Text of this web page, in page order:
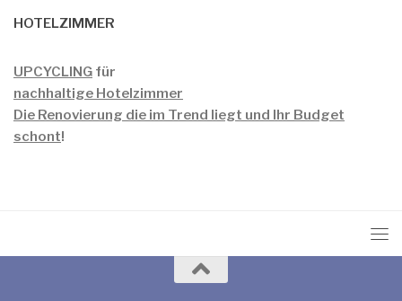
HOTELZIMMER
UPCYCLING für
nachhaltige Hotelzimmer
Die Renovierung die im Trend liegt und Ihr Budget
schont!